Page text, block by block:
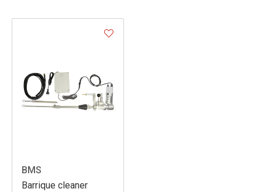
BMS
Barrique cleaner